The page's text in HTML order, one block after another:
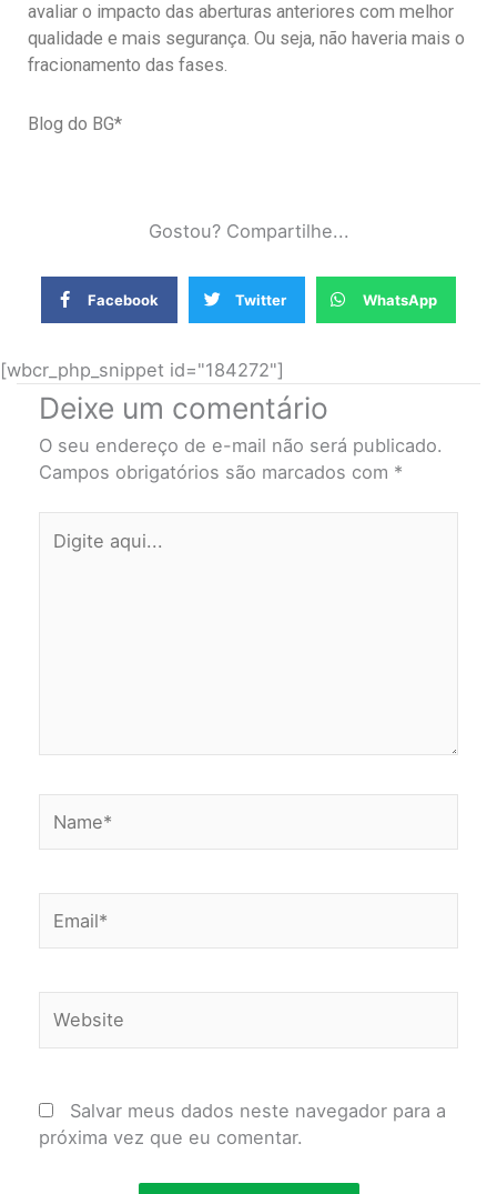
avaliar o impacto das aberturas anteriores com melhor
qualidade e mais segurança. Ou seja, não haveria mais o
fracionamento das fases.
Blog do BG*
Gostou? Compartilhe...
Facebook Twitter WhatsApp
[wbcr_php_snippet id="184272"]
Deixe um comentário
O seu endereço de e-mail não será publicado.
Campos obrigatórios são marcados com *
aqui...
Salvar meus dados neste navegador para a
próxima vez que eu comentar.